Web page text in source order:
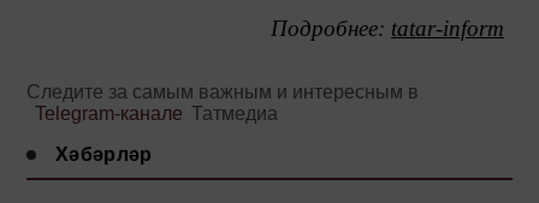
Подробнее: tatar-inform
Следите за самым важным и интересным в
Telegram-канале Татмедиа
Хәбәрләр